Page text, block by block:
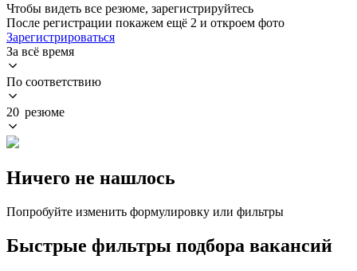
Чтобы видеть все резюме, зарегистрируйтесь
После регистрации покажем ещё 2 и откроем фото
Зарегистрироваться
За всё время
По соответствию
20 резюме
Ничего не нашлось
Попробуйте изменить формулировку или фильтры
Быстрые фильтры подбора вакансий